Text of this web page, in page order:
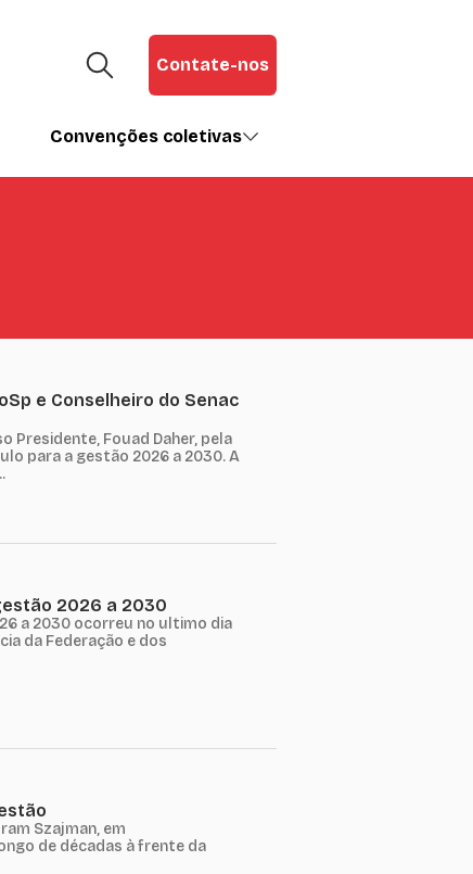
Contate-nos
Convenções coletivas
e Conselheiro do Senac
Presidente, Fouad Daher, pela
para a gestão 2026 a 2030. A
2026 a 2030
a 2030 ocorreu no ultimo dia
da Federação e dos
Szajman, em
de décadas à frente da